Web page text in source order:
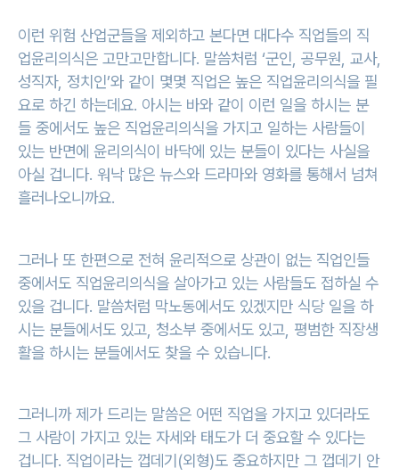
이런 위험 산업군들을 제외하고 본다면 대다수 직업들의 직
업윤리의식은 고만고만합니다. 말씀처럼 ‘군인, 공무원, 교사,
성직자, 정치인’와 같이 몇몇 직업은 높은 직업윤리의식을 필
요로 하긴 하는데요. 아시는 바와 같이 이런 일을 하시는 분
들 중에서도 높은 직업윤리의식을 가지고 일하는 사람들이
있는 반면에 윤리의식이 바닥에 있는 분들이 있다는 사실을
아실 겁니다. 워낙 많은 뉴스와 드라마와 영화를 통해서 넘쳐
흘러나오니까요.
그러나 또 한편으로 전혀 윤리적으로 상관이 없는 직업인들
중에서도 직업윤리의식을 살아가고 있는 사람들도 접하실 수
있을 겁니다. 말씀처럼 막노동에서도 있겠지만 식당 일을 하
시는 분들에서도 있고, 청소부 중에서도 있고, 평범한 직장생
활을 하시는 분들에서도 찾을 수 있습니다.
그러니까 제가 드리는 말씀은 어떤 직업을 가지고 있더라도
그 사람이 가지고 있는 자세와 태도가 더 중요할 수 있다는
겁니다. 직업이라는 껍데기(외형)도 중요하지만 그 껍데기 안